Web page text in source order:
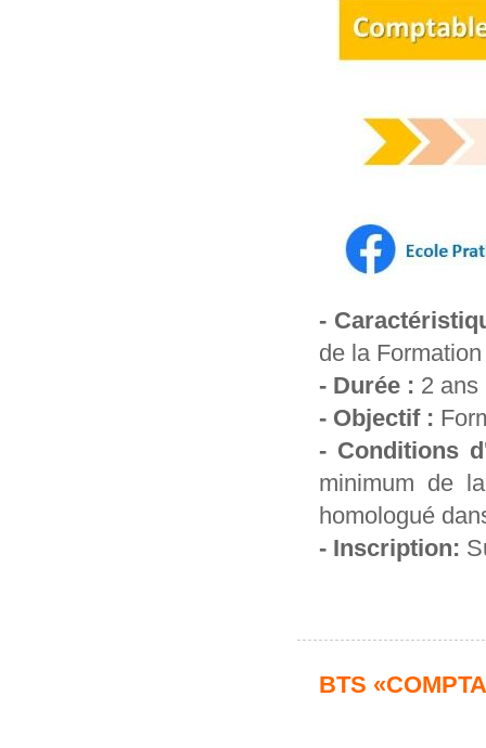
-
de la
- Durée : 2 ans
- Objectif :
- Conditions
‎minimum de
‎homologué
- Inscription:
BTS